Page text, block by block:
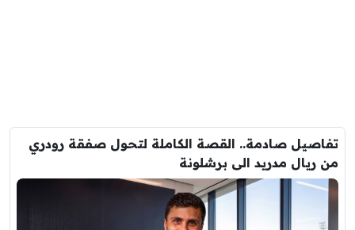
تفاصيل صادمة.. القصة الكاملة لتحول صفقة رودري
من ريال مدريد الى برشلونة